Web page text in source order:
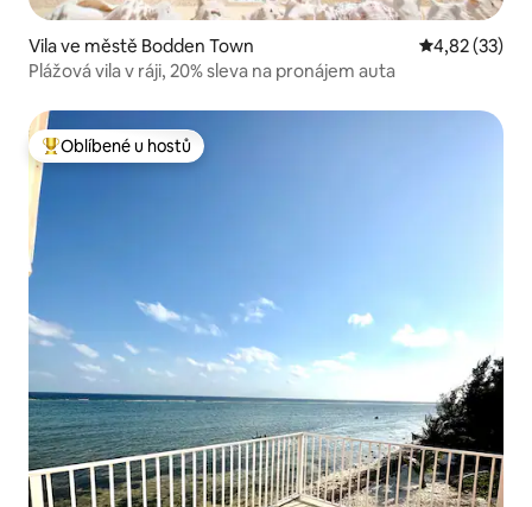
Vila ve městě Bodden Town Průměrné
4,82 (33)
Plážová vila v ráji, 20% sleva na pronájem auta
Nejlepší v kategorii Oblíbené u hostů
Oblíbené u hostů